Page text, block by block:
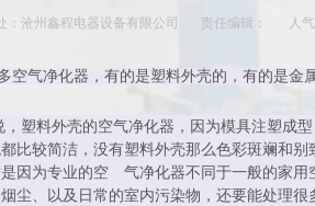
：沧州鑫程电器设备有限公司 责任编辑： 人气
空气净化器，有的是塑料外壳的，有的是金
，塑料外壳的空气净化器，因为模具注塑成
比较简洁，没有塑料外壳那么色彩斑斓和
因为专业的空 气净化器不同于一般的家用
尘、以及日常的室内污染物，还要能处理